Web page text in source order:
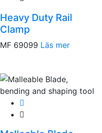
Heavy Duty Rail
Clamp
MF 69099 Läs mer